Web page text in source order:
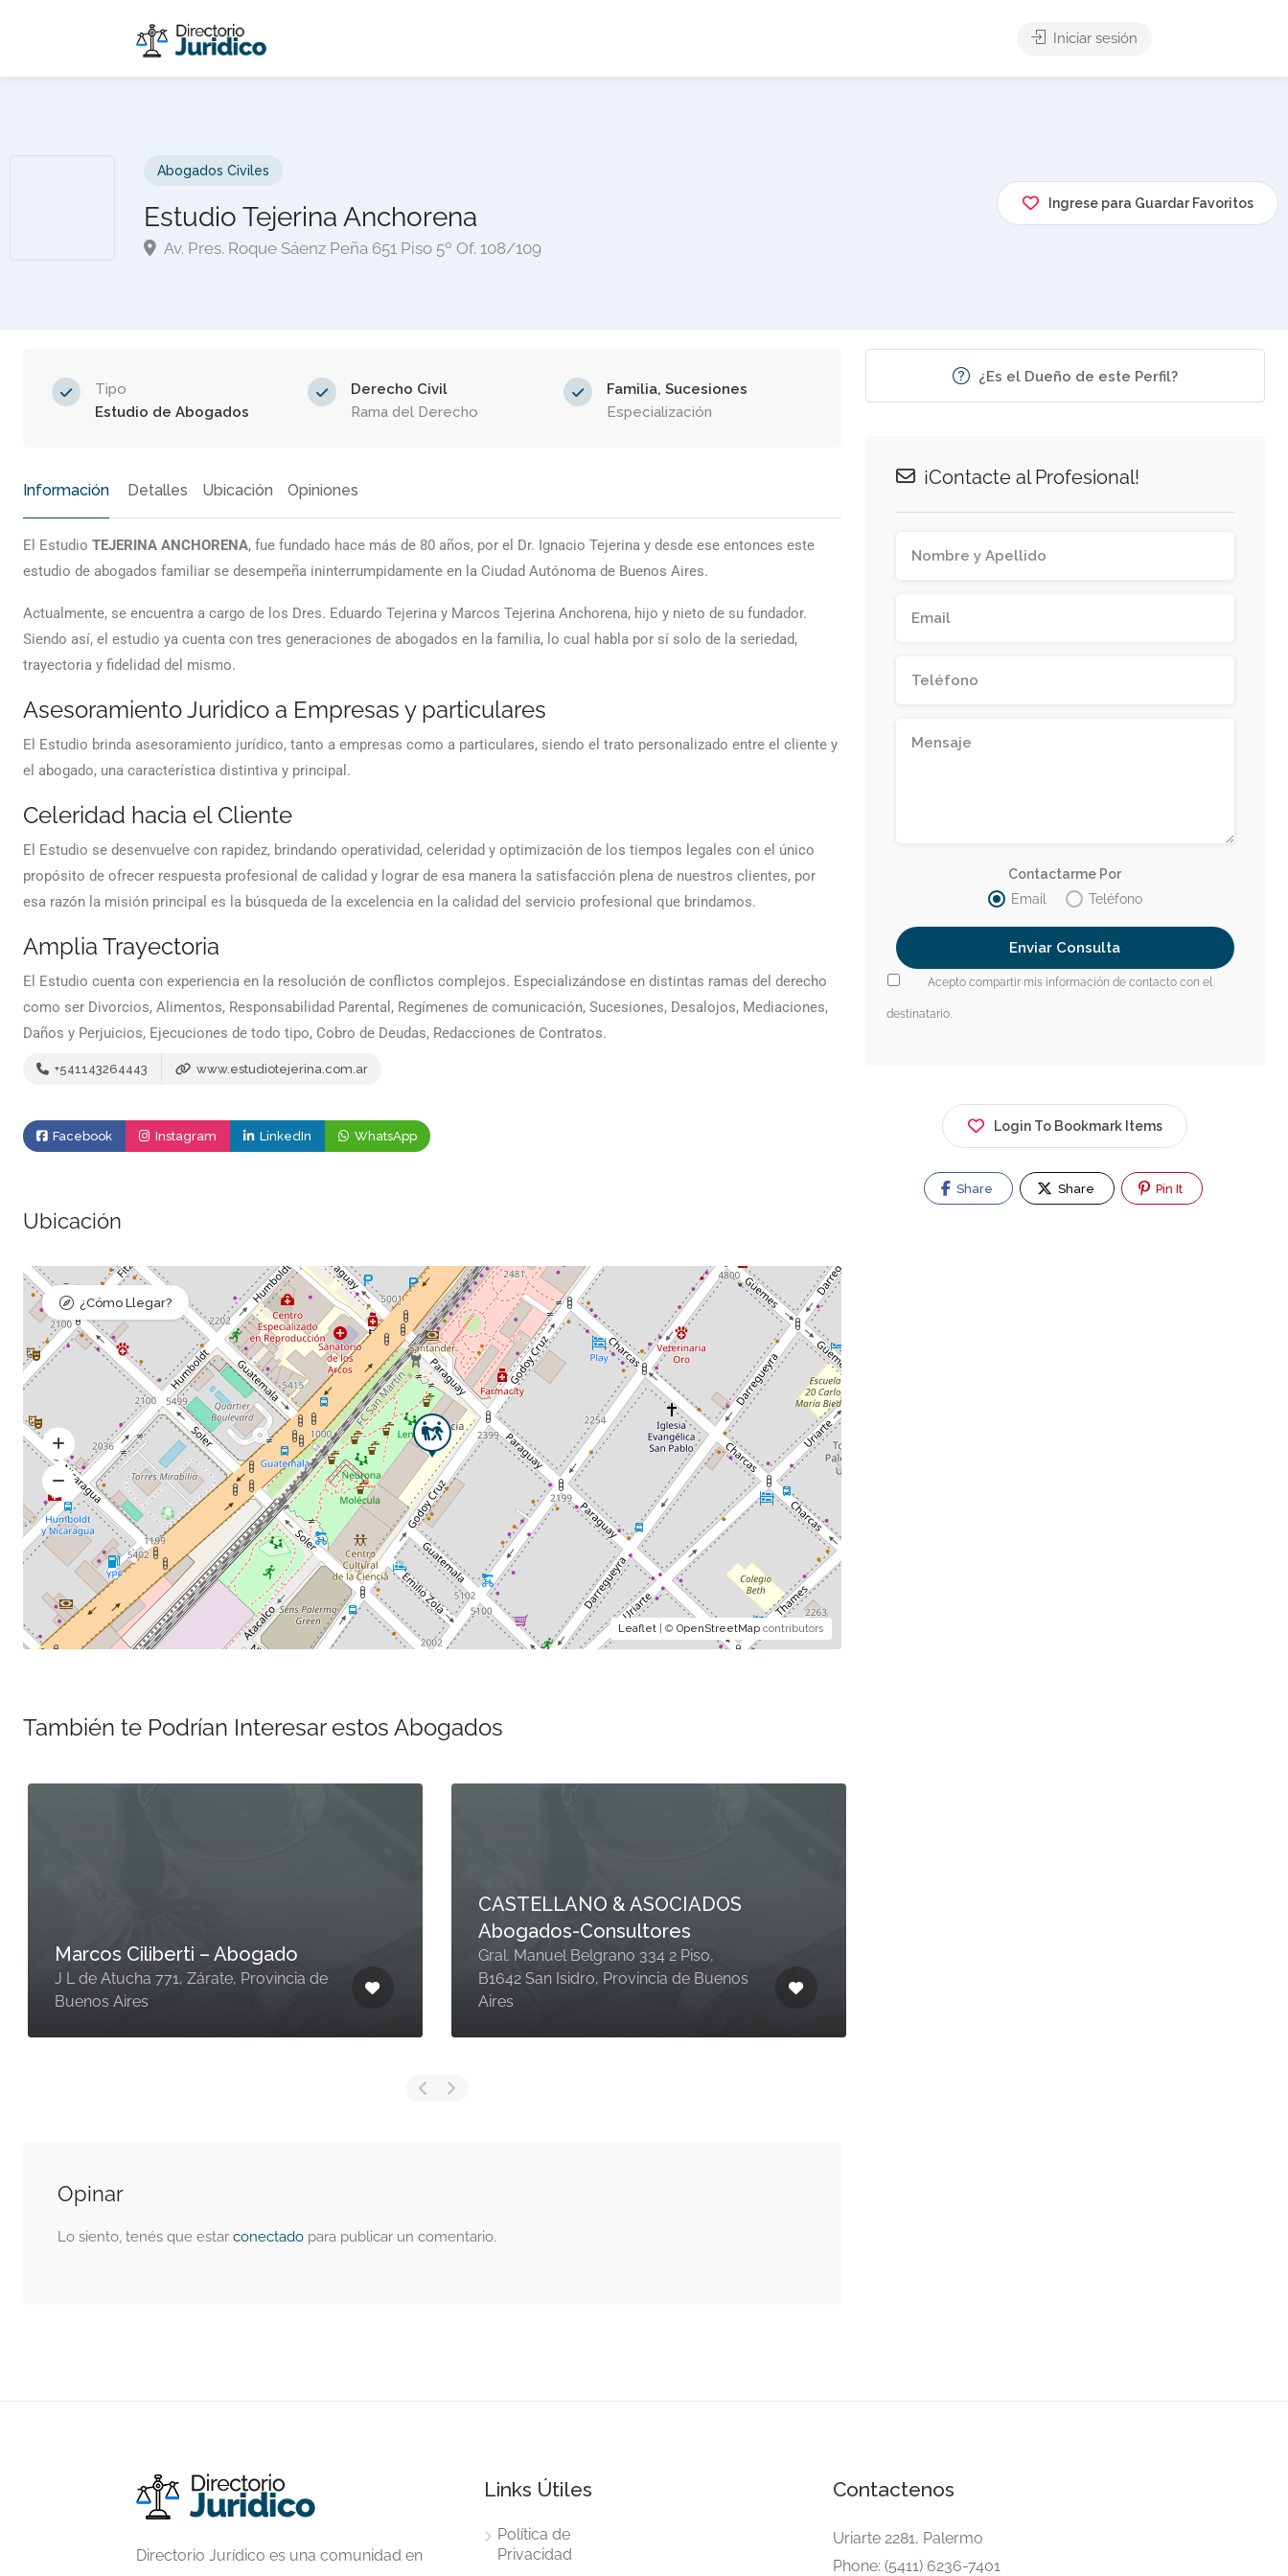
Iniciar sesión
Abogados Civiles
Estudio Tejerina Anchorena
Av. Pres. Roque Sáenz Peña 651 Piso 5º Of. 108/109
Ingrese para Guardar Favoritos
Tipo
Estudio de Abogados
Derecho Civil
Rama del Derecho
Familia, Sucesiones
Especialización
Información Detalles Ubicación Opiniones
El EstudioTEJERINA ANCHORENA, fue fundado hace más de 80 años, por el Dr. Ignacio Tejerina y desde ese entonces este
estudio de abogados familiar se desempeña ininterrumpidamente en la Ciudad Autónoma de Buenos Aires.
Actualmente, se encuentra a cargo de los Dres. Eduardo Tejerina y Marcos Tejerina Anchorena, hijo y nieto de su fundador.
Siendo así, el estudio ya cuenta con tres generaciones de abogados en la familia, lo cual habla por sí solo de la seriedad,
trayectoria y fidelidad del mismo.
Asesoramiento Juridico a Empresas y particulares
El Estudio brinda asesoramiento jurídico, tanto a empresas como a particulares, siendo el trato personalizado entre el cliente y
el abogado, una característica distintiva y principal.
Celeridad hacia el Cliente
El Estudio se desenvuelve con rapidez, brindando operatividad, celeridad y optimización de los tiempos legales con el único
propósito de ofrecer respuesta profesional de calidad y lograr de esa manera la satisfacción plena de nuestros clientes, por
esa razón la misión principal es la búsqueda de la excelencia en la calidad del servicio profesional que brindamos.
Amplia Trayectoria
El Estudio cuenta con experiencia en la resolución de conflictos complejos. Especializándose en distintas ramas del derecho
como ser Divorcios, Alimentos, Responsabilidad Parental, Regímenes de comunicación, Sucesiones, Desalojos, Mediaciones,
Daños y Perjuicios, Ejecuciones de todo tipo, Cobro de Deudas, Redacciones de Contratos.
+541143264443 www.estudiotejerina.com.ar
Facebook Instagram LinkedIn WhatsApp
Ubicación
Leaflet | ©OpenStreetMap contributors
¿Cómo Llegar?
También te Podrían Interesar estos Abogados
Marcos Ciliberti – Abogado
J L de Atucha 771, Zárate, Provincia de
Buenos Aires
CASTELLANO & ASOCIADOS
Abogados-Consultores
Gral. Manuel Belgrano 334 2 Piso,
B1642 San Isidro, Provincia de Buenos
Aires
Opinar
Lo siento, tenés que estarconectado para publicar un comentario.
¿Es el Dueño de este Perfil?
¡Contacte al Profesional!
Contactarme Por
Email
Teléfono
Acepto compartir mis información de contacto con el
destinatario.
Login To Bookmark Items
Share Share Pin It
Directorio Jurídico es una comunidad en
Links Útiles
Política de
Privacidad
Contactenos
Uriarte 2281, Palermo
Phone: (5411) 6236-7401